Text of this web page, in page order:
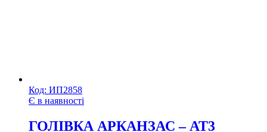
Код: ИП2858
Є в наявності
ГОЛІВКА АРКАНЗАС – АТ3